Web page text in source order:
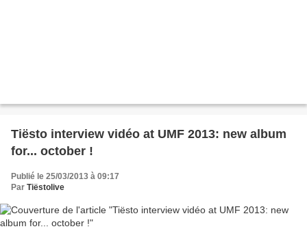
Tiësto interview vidéo at UMF 2013: new album
for... october !
Publié le 25/03/2013 à 09:17
Par Tiëstolive